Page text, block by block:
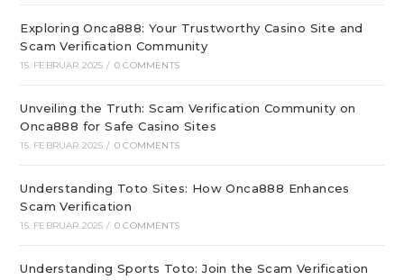
Exploring Onca888: Your Trustworthy Casino Site and
Scam Verification Community
15. FEBRUAR 2025 / 0 COMMENTS
Unveiling the Truth: Scam Verification Community on
Onca888 for Safe Casino Sites
15. FEBRUAR 2025 / 0 COMMENTS
Understanding Toto Sites: How Onca888 Enhances
Scam Verification
15. FEBRUAR 2025 / 0 COMMENTS
Understanding Sports Toto: Join the Scam Verification